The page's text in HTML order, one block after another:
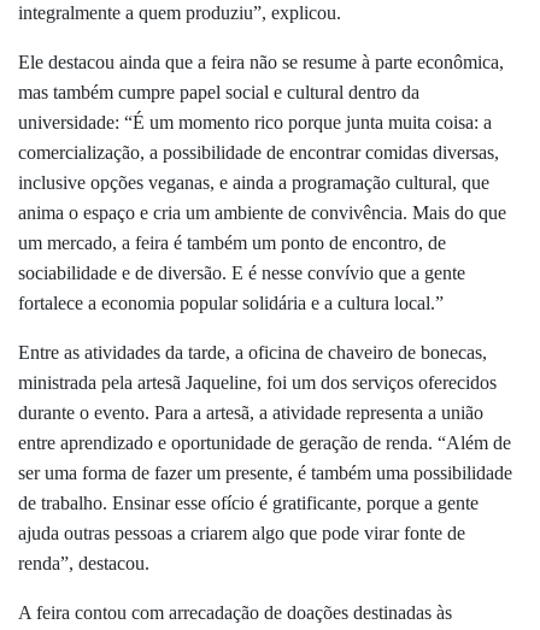
integralmente a quem produziu”, explicou.
Ele destacou ainda que a feira não se resume à parte econômica,
mas também cumpre papel social e cultural dentro da
universidade: “É um momento rico porque junta muita coisa: a
comercialização, a possibilidade de encontrar comidas diversas,
inclusive opções veganas, e ainda a programação cultural, que
anima o espaço e cria um ambiente de convivência. Mais do que
um mercado, a feira é também um ponto de encontro, de
sociabilidade e de diversão. E é nesse convívio que a gente
fortalece a economia popular solidária e a cultura local.”
Entre as atividades da tarde, a oficina de chaveiro de bonecas,
ministrada pela artesã Jaqueline, foi um dos serviços oferecidos
durante o evento. Para a artesã, a atividade representa a união
entre aprendizado e oportunidade de geração de renda. “Além de
ser uma forma de fazer um presente, é também uma possibilidade
de trabalho. Ensinar esse ofício é gratificante, porque a gente
ajuda outras pessoas a criarem algo que pode virar fonte de
renda”, destacou.
A feira contou com arrecadação de doações destinadas às